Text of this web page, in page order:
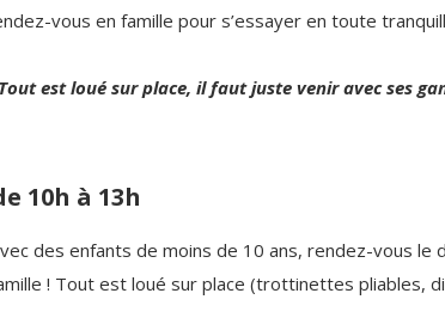
vous en famille pour s’essayer en toute
est loué sur place, il faut juste venir avec ses
10h à 13h
des enfants de moins de 10 ans, rendez-vous le
! Tout est loué sur place (trottinettes pliables,